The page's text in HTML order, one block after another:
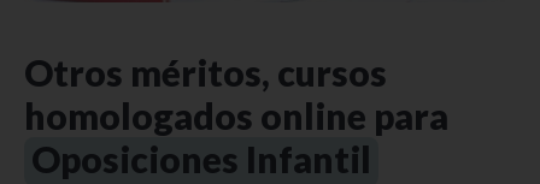
Otros méritos, cursos
homologados online para
Oposiciones Infantil